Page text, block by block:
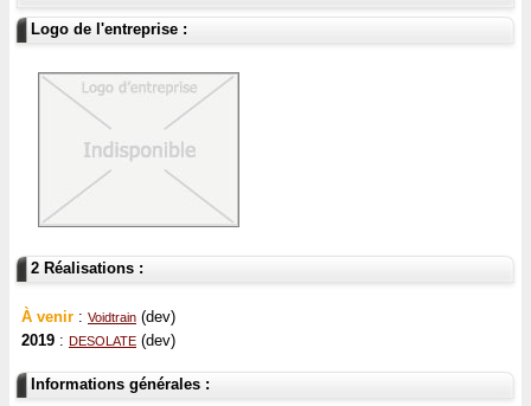
Logo de l'entreprise :
2 Réalisations :
À venir : Voidtrain (dev)
2019 : DESOLATE (dev)
Informations générales :